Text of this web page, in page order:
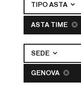
TIPO ASTA
ASTA TIME
SEDE
GENOVA